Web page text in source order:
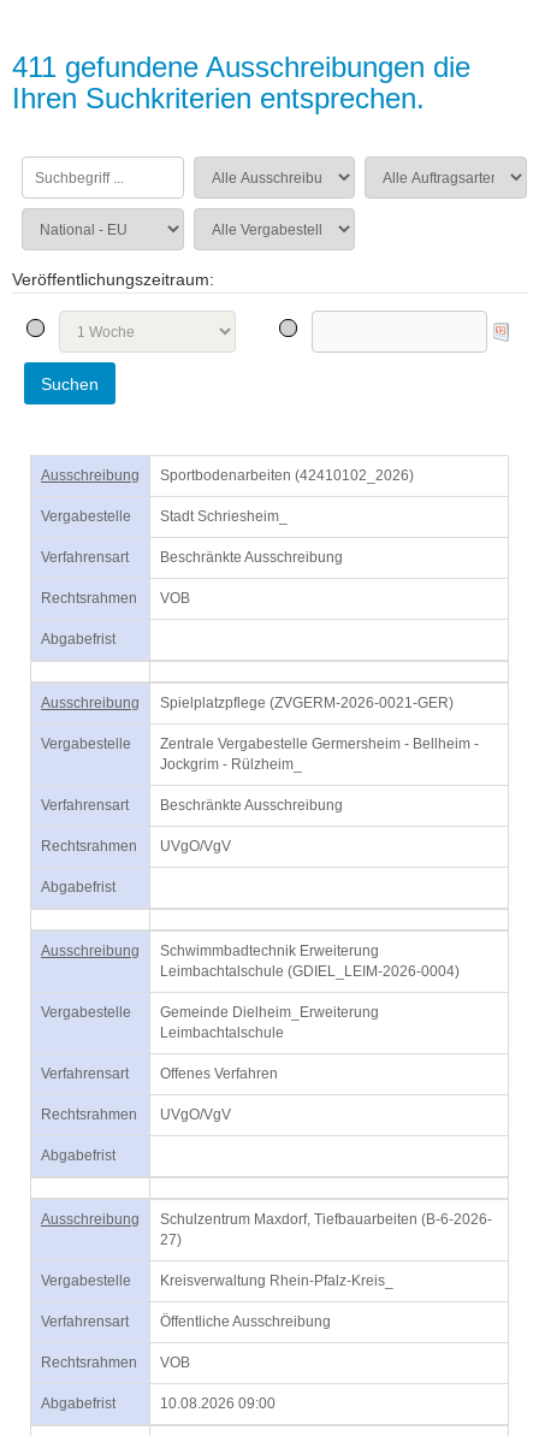
411 gefundene Ausschreibungen die
Ihren Suchkriterien entsprechen.
Veröffentlichungszeitraum:
Ausschreibung Sportbodenarbeiten (42410102_2026)
Vergabestelle Stadt Schriesheim_
Verfahrensart Beschränkte Ausschreibung
Rechtsrahmen VOB
Abgabefrist
Ausschreibung Spielplatzpflege (ZVGERM-2026-0021-GER)
Vergabestelle
Zentrale Vergabestelle Germersheim - Bellheim -
Jockgrim - Rülzheim_
Verfahrensart Beschränkte Ausschreibung
Rechtsrahmen UVgO/VgV
Abgabefrist
Ausschreibung
Schwimmbadtechnik Erweiterung
Leimbachtalschule (GDIEL_LEIM-2026-0004)
Vergabestelle
Gemeinde Dielheim_Erweiterung
Leimbachtalschule
Verfahrensart Offenes Verfahren
Rechtsrahmen UVgO/VgV
Abgabefrist
Ausschreibung
Schulzentrum Maxdorf, Tiefbauarbeiten (B-6-2026-
27)
Vergabestelle Kreisverwaltung Rhein-Pfalz-Kreis_
Verfahrensart Öffentliche Ausschreibung
Rechtsrahmen VOB
Abgabefrist 10.08.2026 09:00